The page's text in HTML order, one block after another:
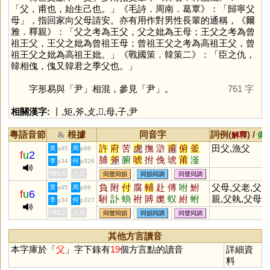
「父，甫也，始生己也。」《毛詩．周南．葛覃》：「歸寧父
母」，指回家向父母請安。亦有用作對男性長輩的通稱，《爾
雅．釋親》：「父之考為王父，父之妣為王母；王父之考為曾
祖王父，王父之妣為曾祖王母；曾祖王父之考為高祖王父，曾
祖王父之妣為高祖王妣。」《戰國策．韓策二》：「臣之仇，
韓相傀，傀又韓君之季父也。」
字形易與「尹」相混，參見「尹」。 761 字
相關漢字: ,矩,斧,攴,𢉩,母,子,尹
粵語音節 & 根據 同音字 詞例(解釋) / 備
fu2
黃 p45 周 p99 許 府 苦 虎 撫 滸 甫 俯 釜
脯 斧 腑 唬 拊 俛 琥 莆 滏
楛 黼 簠 頫 弣 蚥 暊 殕 汻
柎 嘸 蜅 軵 郙
田父,漁父
李 p34 何 p326
HKLS 人文 同聲同韻 同韻同調 同聲同調
fu6
黃 p45 周 p99 負 附 付 腐 輔 赴 傅 咐 鮒
駙 訃 蝜 祔 賻 嬔 蚥 紨 蚹
偩 仆
父母,父老,父
親,父執,父母
官,祖父
李 p34 何 p327
HKLS 人文 同聲同韻 同韻同調 同聲同調
其他方言讀音
本字庫於「父 」字下錄有19個方言點的讀音
詳細資
料